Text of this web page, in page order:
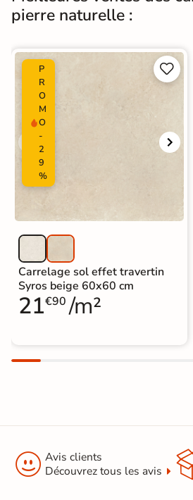
Origine
Catégories
Carrelage
Carrelage
Carrelage
Carrelage
Carrelage
Carrelage
pierre naturelle :
P
R
O
M
O
-
2
9
%


Carrelage sol effet travertin
Syros beige 60x60 cm
21€90 /m²
 Avis clients
Découvrez tous les avis